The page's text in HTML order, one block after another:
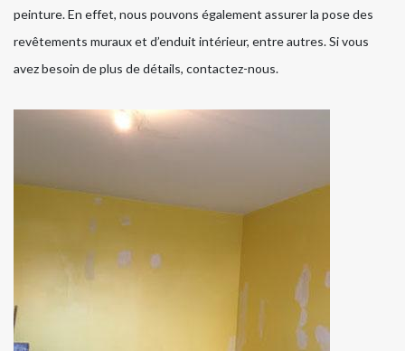
peinture. En effet, nous pouvons également assurer la pose des
revêtements muraux et d’enduit intérieur, entre autres. Si vous
avez besoin de plus de détails, contactez-nous.